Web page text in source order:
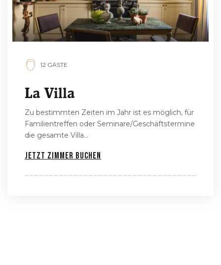
12 GÄSTE
La Villa
Zu bestimmten Zeiten im Jahr ist es möglich, für
Familientreffen oder Seminare/Geschäftstermine
die gesamte Villa...
Jetzt Zimmer buchen